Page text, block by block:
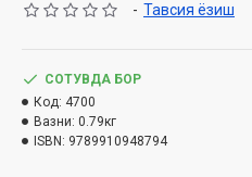
Ҳажми: 384 бет
Муқоваси:қаттиқ
Ўзбекистон Республикаси
- Тавсия ёзиш
СОТУВДА БОР
Код: 4700
Вазни: 0.79кг
ISBN: 9789910948794